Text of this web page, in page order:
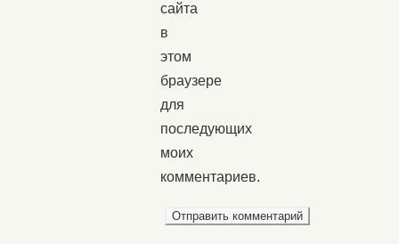
сайта
в
этом
браузере
для
последующих
моих
комментариев.